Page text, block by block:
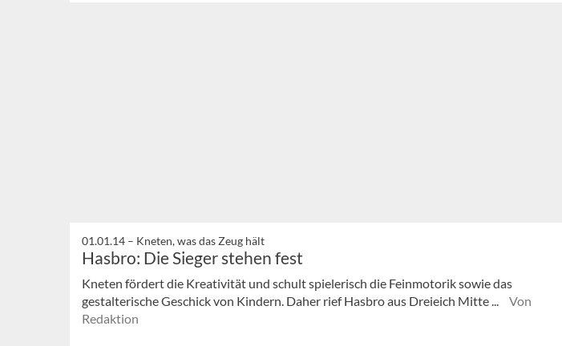
01.01.14 – Kneten, was das Zeug hält
Hasbro: Die Sieger stehen fest
Kneten fördert die Kreativität und schult spielerisch die Feinmotorik sowie das
gestalterische Geschick von Kindern. Daher rief Hasbro aus Dreieich Mitte ...
Von
Redaktion